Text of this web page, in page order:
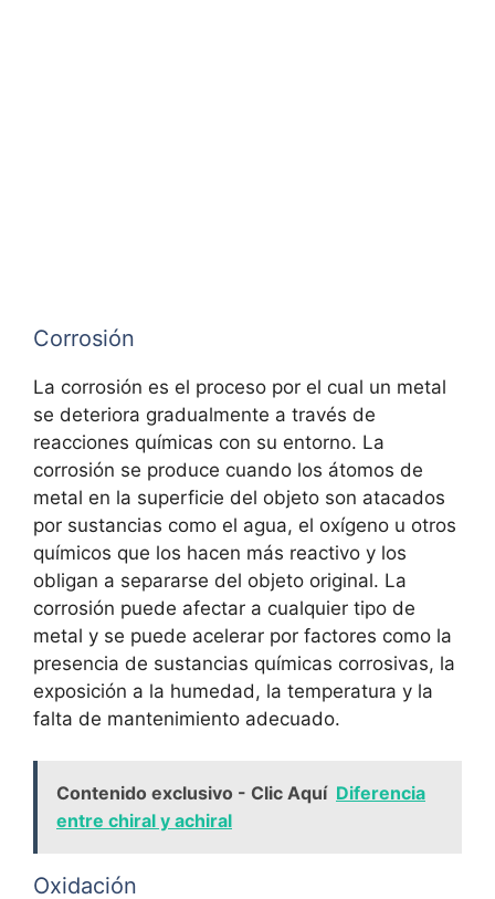
Corrosión
La corrosión es el proceso por el cual un metal
se deteriora gradualmente a través de
reacciones químicas con su entorno. La
corrosión se produce cuando los átomos de
metal en la superficie del objeto son atacados
por sustancias como el agua, el oxígeno u otros
químicos que los hacen más reactivo y los
obligan a separarse del objeto original. La
corrosión puede afectar a cualquier tipo de
metal y se puede acelerar por factores como la
presencia de sustancias químicas corrosivas, la
exposición a la humedad, la temperatura y la
falta de mantenimiento adecuado.
Contenido exclusivo - Clic Aquí Diferencia
entre chiral y achiral
Oxidación